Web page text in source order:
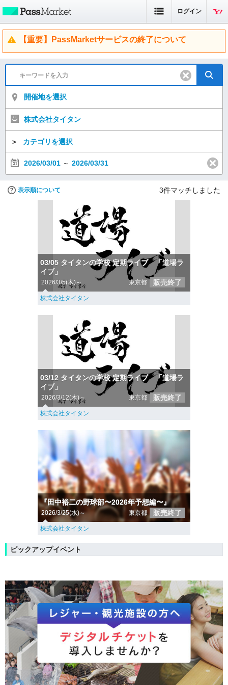
ログイン
【重要】PassMarketサービスの終了について
開催地を選択
株式会社タイタン
＞ カテゴリを選択
2026/03/01 ～ 2026/03/31
表示順について 3件マッチしました
03/05 タイタンの学校 定期ライブ 「道場ラ
イブ」
2026/3/5(木)～ 東京都 販売終了
株式会社タイタン
03/12 タイタンの学校 定期ライブ 「道場ラ
イブ」
2026/3/12(木)～ 東京都 販売終了
株式会社タイタン
『田中裕二の野球部〜2026年予想編〜』
2026/3/25(水)～ 東京都 販売終了
株式会社タイタン
ピックアップイベント